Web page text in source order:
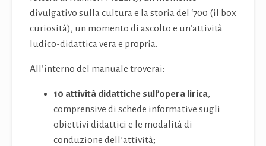
divulgativo sulla cultura e la storia del ‘700 (il box
curiosità), un momento di ascolto e un’attività
ludico-didattica vera e propria.
All’interno del manuale troverai:
10 attività didattiche sull’opera lirica,
comprensive di schede informative sugli
obiettivi didattici e le modalità di
conduzione dell’attività;